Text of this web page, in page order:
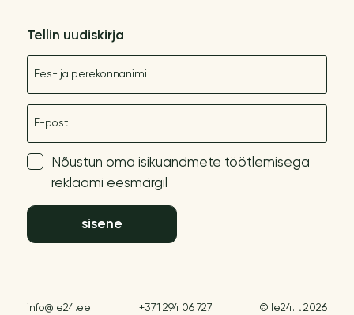
Tellin uudiskirja
Nõustun oma isikuandmete töötlemisega
reklaami eesmärgil
sisene
info@le24.ee +371 294 06 727 © le24.lt 2026